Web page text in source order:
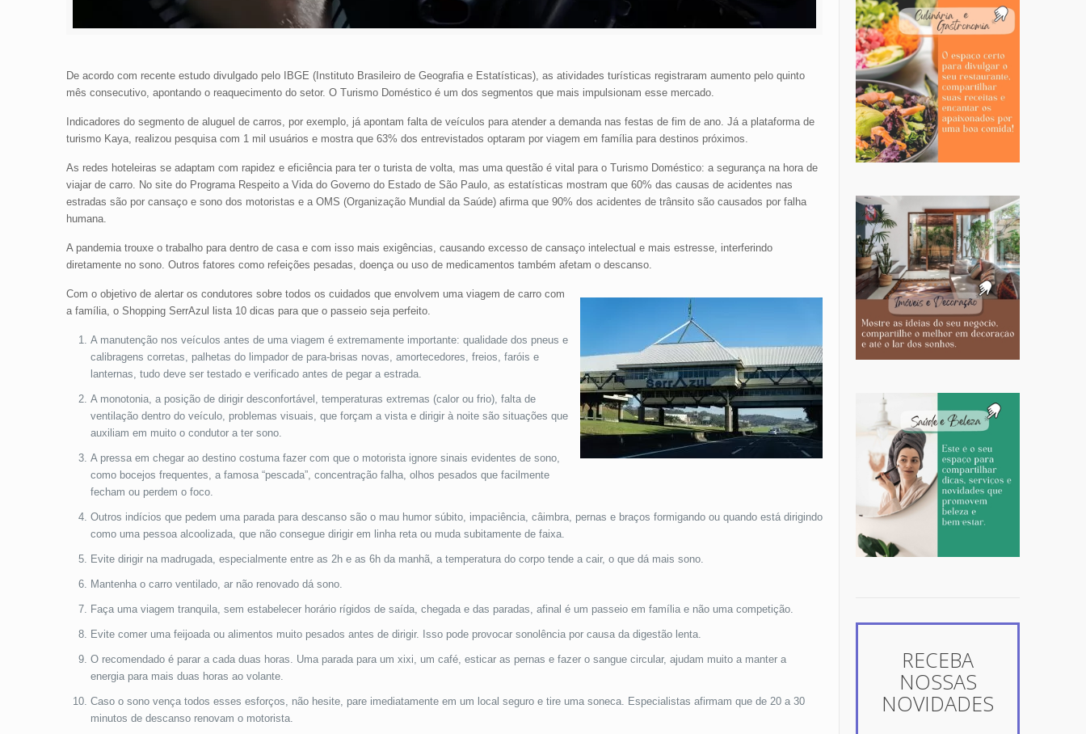
De acordo com recente estudo divulgado pelo IBGE (Instituto Brasileiro de Geografia e Estatísticas), as atividades turísticas registraram aumento pelo quinto
mês consecutivo, apontando o reaquecimento do setor. O Turismo Doméstico é um dos segmentos que mais impulsionam esse mercado.
Indicadores do segmento de aluguel de carros, por exemplo, já apontam falta de veículos para atender a demanda nas festas de fim de ano. Já a plataforma de
turismo Kaya, realizou pesquisa com 1 mil usuários e mostra que 63% dos entrevistados optaram por viagem em família para destinos próximos.
As redes hoteleiras se adaptam com rapidez e eficiência para ter o turista de volta, mas uma questão é vital para o Turismo Doméstico: a segurança na hora de
viajar de carro. No site do Programa Respeito a Vida do Governo do Estado de São Paulo, as estatísticas mostram que 60% das causas de acidentes nas
estradas são por cansaço e sono dos motoristas e a OMS (Organização Mundial da Saúde) afirma que 90% dos acidentes de trânsito são causados por falha
humana.
A pandemia trouxe o trabalho para dentro de casa e com isso mais exigências, causando excesso de cansaço intelectual e mais estresse, interferindo
diretamente no sono. Outros fatores como refeições pesadas, doença ou uso de medicamentos também afetam o descanso.
Com o objetivo de alertar os condutores sobre todos os cuidados que envolvem uma viagem de carro com
a família, o Shopping SerrAzul lista 10 dicas para que o passeio seja perfeito.
A manutenção nos veículos antes de uma viagem é extremamente importante: qualidade dos pneus e
calibragens corretas, palhetas do limpador de para-brisas novas, amortecedores, freios, faróis e
lanternas, tudo deve ser testado e verificado antes de pegar a estrada.
A monotonia, a posição de dirigir desconfortável, temperaturas extremas (calor ou frio), falta de
ventilação dentro do veículo, problemas visuais, que forçam a vista e dirigir à noite são situações que
auxiliam em muito o condutor a ter sono.
A pressa em chegar ao destino costuma fazer com que o motorista ignore sinais evidentes de sono,
como bocejos frequentes, a famosa “pescada”, concentração falha, olhos pesados que facilmente
fecham ou perdem o foco.
Outros indícios que pedem uma parada para descanso são o mau humor súbito, impaciência, câimbra, pernas e braços formigando ou quando está dirigindo
como uma pessoa alcoolizada, que não consegue dirigir em linha reta ou muda subitamente de faixa.
Evite dirigir na madrugada, especialmente entre as 2h e as 6h da manhã, a temperatura do corpo tende a cair, o que dá mais sono.
Mantenha o carro ventilado, ar não renovado dá sono.
Faça uma viagem tranquila, sem estabelecer horário rígidos de saída, chegada e das paradas, afinal é um passeio em família e não uma competição.
Evite comer uma feijoada ou alimentos muito pesados antes de dirigir. Isso pode provocar sonolência por causa da digestão lenta.
O recomendado é parar a cada duas horas. Uma parada para um xixi, um café, esticar as pernas e fazer o sangue circular, ajudam muito a manter a
energia para mais duas horas ao volante.
Caso o sono vença todos esses esforços, não hesite, pare imediatamente em um local seguro e tire uma soneca. Especialistas afirmam que de 20 a 30
minutos de descanso renovam o motorista.
RECEBA
NOSSAS
NOVIDADES